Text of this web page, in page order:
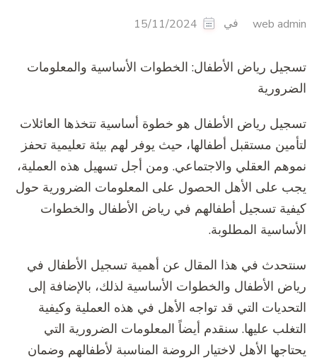
web admin في 15/11/2024
تسجيل رياض الأطفال: الخطوات الأساسية والمعلومات
الضرورية
تسجيل رياض الأطفال هو خطوة أساسية تتخذها العائلات
لتأمين مستقبل أطفالها، حيث يوفر لهم بيئة تعليمية تحفز
نموهم العقلي والاجتماعي. ومن أجل تسهيل هذه العملية،
يجب على الأهل الحصول على المعلومات الضرورية حول
كيفية تسجيل أطفالهم في رياض الأطفال والخطوات
الأساسية المطلوبة.
سنتحدث في هذا المقال عن أهمية تسجيل الأطفال في
رياض الأطفال والخطوات الأساسية لذلك، بالإضافة إلى
التحديات التي قد تواجه الأهل في هذه العملية وكيفية
التغلب عليها. سنقدم أيضاً المعلومات الضرورية التي
يحتاجها الأهل لاختيار الروضة المناسبة لأطفالهم وضمان